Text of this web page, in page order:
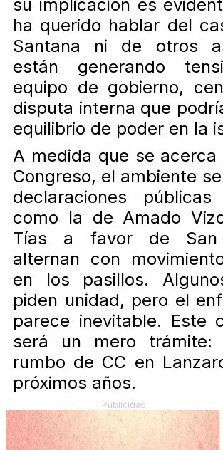
su implicación es
ha querido hablar del
Santana ni de otros
están generando
equipo de gobierno,
disputa interna que
equilibrio de poder en la
A medida que se
Congreso, el ambiente
declaraciones
como la de Amado
Tías a favor de San
alternan con
en los pasillos.
piden unidad, pero el
parece inevitable. Este
será un mero trámite:
rumbo de CC en
próximos años.
Publicidad